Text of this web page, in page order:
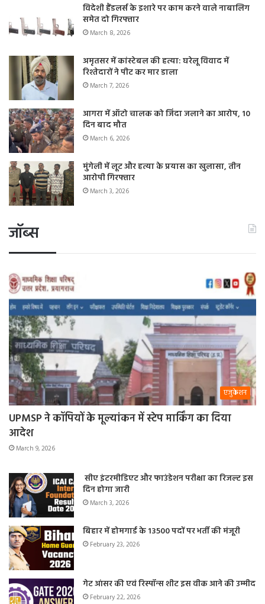
विदेशी हैंडलर्स के इशारे पर काम करने वाले नाबालिग
समेत दो गिरफ्तार
March 8, 2026
अमृतसर में कांस्टेबल की हत्या: घरेलू विवाद में
रिश्तेदारों ने पीट कर मार डाला
March 7, 2026
आगरा में ऑटो चालक को जिंदा जलाने का आरोप, 10
दिन बाद मौत
March 6, 2026
मुंगेली में लूट और हत्या के प्रयास का खुलासा, तीन
आरोपी गिरफ्तार
March 3, 2026
जॉब्स
एजुकेशन
UPMSP ने कॉपियों के मूल्यांकन में स्टेप मार्किंग का दिया
आदेश
March 9, 2026
सीए इंटरमीडिएट और फाउंडेशन परीक्षा का रिजल्ट इस
दिन होगा जारी
March 3, 2026
बिहार में होमगार्ड के 13500 पदों पर भर्ती की मंजूरी
February 23, 2026
गेट आंसर की एवं रिस्पॉन्स शीट इस वीक आने की उम्मीद
February 22, 2026